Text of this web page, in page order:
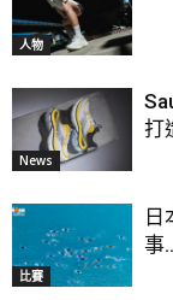
人物
News
打
比賽
日
事